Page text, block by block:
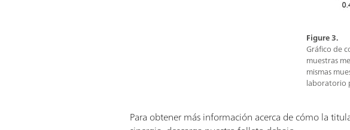
Figure 3.
Gráfico de
muestras
mismas
laboratorio
Para obtener más información acerca de cómo la